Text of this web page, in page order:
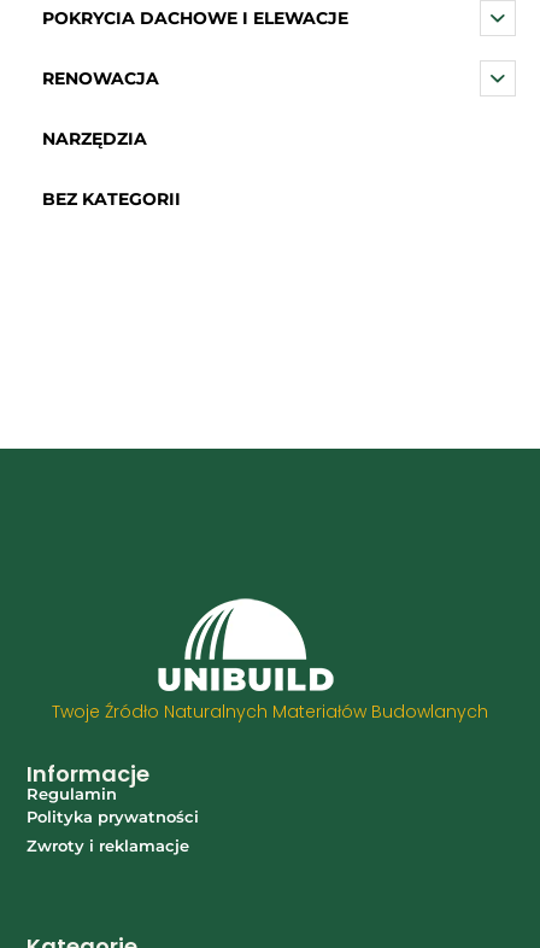
POKRYCIA DACHOWE I ELEWACJE
RENOWACJA
NARZĘDZIA
BEZ KATEGORII
Twoje Źródło Naturalnych Materiałów Budowlanych
Informacje
Regulamin
Polityka prywatności
Zwroty i reklamacje